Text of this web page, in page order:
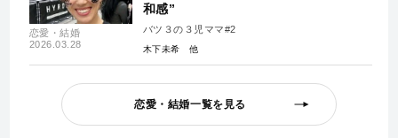
恋愛・結婚
2026.03.28
和感”
バツ３の３児ママ#2
木下未希
恋愛・結婚一覧を見る